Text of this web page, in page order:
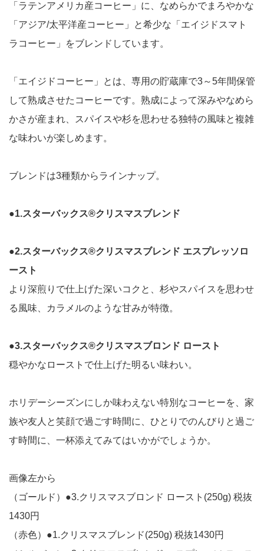
「ラテンアメリカ産コーヒー」に、なめらかでまろやかな
「アジア/太平洋産コーヒー」と希少な「エイジドスマト
ラコーヒー」をブレンドしています。
「エイジドコーヒー」とは、専用の貯蔵庫で3～5年間保管
して熟成させたコーヒーです。熟成によって深みやなめら
かさが産まれ、スパイスや杉を思わせる独特の風味と複雑
な味わいが楽しめます。
ブレンドは3種類からラインナップ。
●1.スターバックス®クリスマスブレンド
●2.スターバックス®クリスマスブレンド エスプレッソロ
ースト
より深煎りで仕上げた深いコクと、杉やスパイスを思わせ
る風味、カラメルのような甘みが特徴。
●3.スターバックス®クリスマスブロンド ロースト
穏やかなローストで仕上げた明るい味わい。
ホリデーシーズンにしか味わえない特別なコーヒーを、家
族や友人と笑顔で過ごす時間に、ひとりでのんびりと過ご
す時間に、一杯添えてみてはいかがでしょうか。
画像左から
（ゴールド）●3.クリスマスブロンド ロースト(250g) 税抜
1430円
（赤色）●1.クリスマスブレンド(250g) 税抜1430円